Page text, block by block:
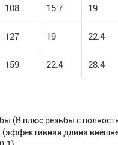
108 15.7 19
127 19 22.4
159 22.4 28.4
(B плюс резьбы с
длина